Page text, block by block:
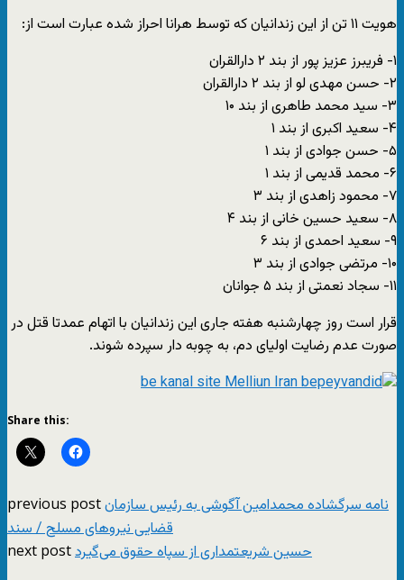
هویت ۱۱ تن از این زندانیان که توسط هرانا احراز شده عبارت است از:
۱- فریبرز عزیز پور از بند ۲ دارالقران
۲- حسن مهدی لو از بند ۲ دارالقران
۳- سید محمد طاهری از بند ۱۰
۴- سعید اکبری از بند ۱
۵- حسن جوادی از بند ۱
۶- محمد قدیمی از بند ۱
۷- محمود زاهدی از بند ۳
۸- سعید حسین خانی از بند ۴
۹- سعید احمدی از بند ۶
۱۰- مرتضی جوادی از بند ۳
۱۱- سجاد نعمتی از بند ۵ جوانان
قرار است روز چهارشنبه هفته جاری این زندانیان با اتهام عمدتا قتل در
صورت عدم رضایت اولیای دم، به چوبه دار سپرده شوند.
Share this:
previous postنامه سرگشاده محمدامین آگوشی به رئیس سازمان
قضایی نیروهای مسلح / سند
next postحسین شریعتمداری از سپاه حقوق می‌گیرد